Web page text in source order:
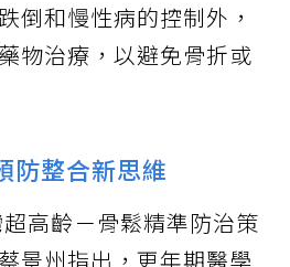
倒和慢性病的控制外，
物治療，以避免骨折或
防整合新思維
高齡－骨鬆精準防治策
景州指出，更年期醫學